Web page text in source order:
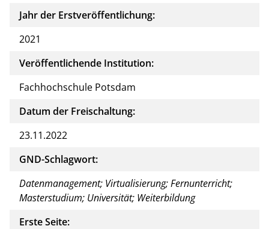
Jahr der Erstveröffentlichung:
2021
Veröffentlichende Institution:
Fachhochschule Potsdam
Datum der Freischaltung:
23.11.2022
GND-Schlagwort:
Datenmanagement; Virtualisierung; Fernunterricht;
Masterstudium; Universität; Weiterbildung
Erste Seite: